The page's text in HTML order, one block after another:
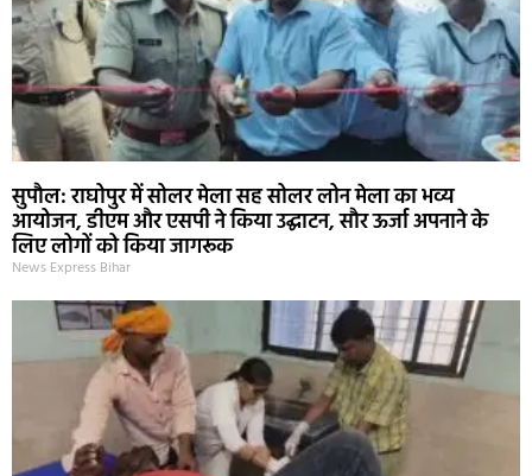
सुपौल: राघोपुर में सोलर मेला सह सोलर लोन मेला का भव्य
आयोजन, डीएम और एसपी ने किया उद्घाटन, सौर ऊर्जा अपनाने के
लिए लोगों को किया जागरूक
News Express Bihar